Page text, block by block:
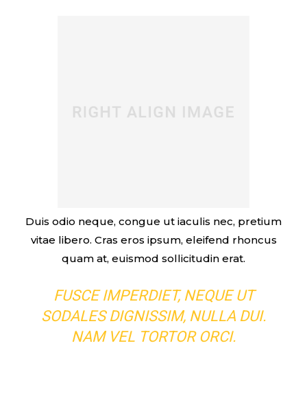
Duis odio neque, congue ut iaculis nec, pretium
vitae libero. Cras eros ipsum, eleifend rhoncus
quam at, euismod sollicitudin erat.
FUSCE IMPERDIET, NEQUE UT
SODALES DIGNISSIM, NULLA DUI.
NAM VEL TORTOR ORCI.